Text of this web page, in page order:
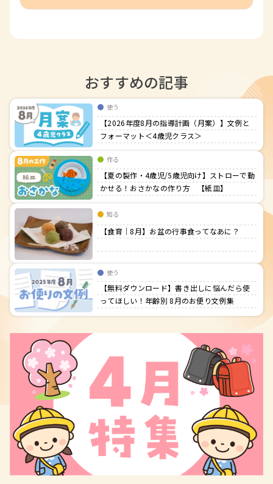
おすすめの記事
使う
【2026年度8月の指導計画（月案）】文例と
フォーマット＜4歳児クラス＞
作る
【夏の製作・4歳児/5歳児向け】ストローで動
かせる！おさかなの作り方 【紙皿】
知る
【食育｜8月】お盆の行事食ってなあに？
使う
【無料ダウンロード】書き出しに悩んだら使
ってほしい！年齢別 8月のお便り文例集